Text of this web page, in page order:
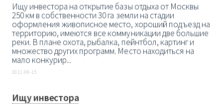
Ищу инвестора на открытие базы отдыха от Москвы
250 км в собственности 30 га земли на стадии
оформления живописное место, хороший подъезд на
территорию, имеются все коммуникации две большие
реки. В плане охота, рыбалка, пейнтбол, картинг и
множество других программ. Место находиться на
мало конкурир...
2011-09-15
Ищу инвестора